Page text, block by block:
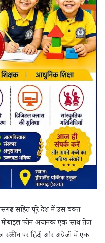
सहित पूरे देश में उस वक्त
फोन अचानक एक साथ तेज
पर हिंदी और अंग्रेजी में एक